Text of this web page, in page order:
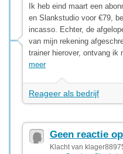
Ik heb eind maart een
en Slankstudio voor €79,
incasso. Echter, de
van mijn rekening
trainer hierover, ontvang ik
meer
Reageer als bedrijf
Geen reactie
Klacht van